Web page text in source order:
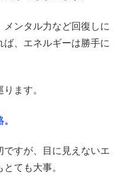
ンタル力など回復しに
ば、エネルギーは勝手に
ます。
すが、目に見えないエ
ても大事。